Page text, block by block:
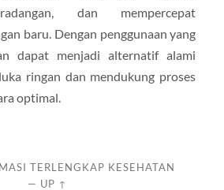
dan mempercepat
baru. Dengan penggunaan yang
dapat menjadi alternatif alami
ringan dan mendukung proses
optimal.
TERLENGKAP KESEHATAN
— UP ↑